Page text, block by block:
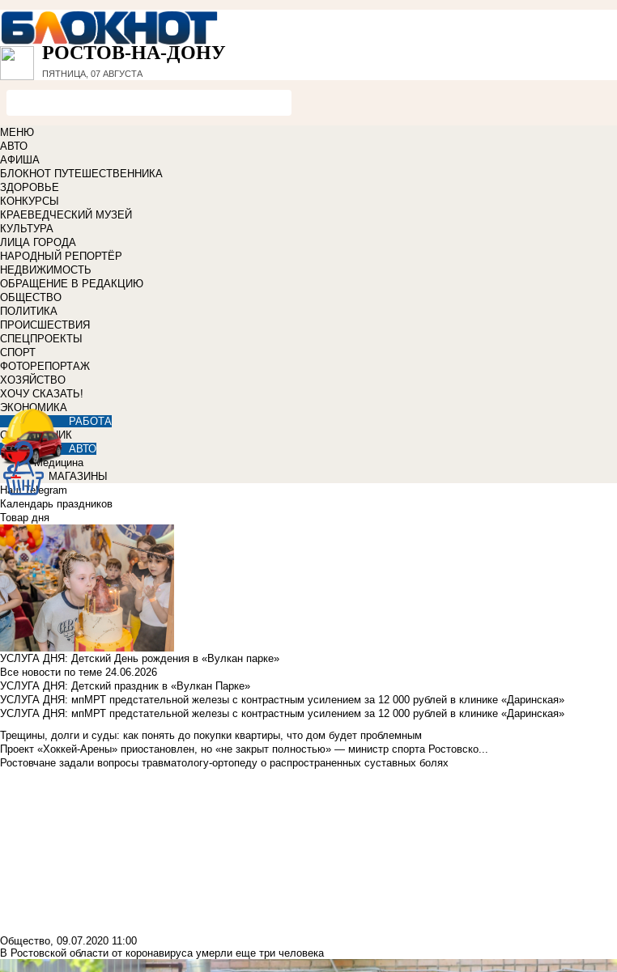
РОСТОВ-НА-ДОНУ
ПЯТНИЦА, 07 АВГУСТА
МЕНЮ
АВТО
АФИША
БЛОКНОТ ПУТЕШЕСТВЕННИКА
ЗДОРОВЬЕ
КОНКУРСЫ
КРАЕВЕДЧЕСКИЙ МУЗЕЙ
КУЛЬТУРА
ЛИЦА ГОРОДА
НАРОДНЫЙ РЕПОРТЁР
НЕДВИЖИМОСТЬ
ОБРАЩЕНИЕ В РЕДАКЦИЮ
ОБЩЕСТВО
ПОЛИТИКА
ПРОИСШЕСТВИЯ
СПЕЦПРОЕКТЫ
СПОРТ
ФОТОРЕПОРТАЖ
ХОЗЯЙСТВО
ХОЧУ СКАЗАТЬ!
ЭКОНОМИКА
РАБОТА
СПРАВОЧНИК
АВТО
Медицина
МАГАЗИНЫ
Наш Telegram
Календарь праздников
Товар дня
УСЛУГА ДНЯ: Детский День рождения в «Вулкан парке»
Все новости по теме 24.06.2026
УСЛУГА ДНЯ: Детский праздник в «Вулкан Парке»
УСЛУГА ДНЯ: мпМРТ предстательной железы с контрастным усилением за 12 000 рублей в клинике «Даринская»
УСЛУГА ДНЯ: мпМРТ предстательной железы с контрастным усилением за 12 000 рублей в клинике «Даринская»
Трещины, долги и суды: как понять до покупки квартиры, что дом будет проблемным
Проект «Хоккей-Арены» приостановлен, но «не закрыт полностью» — министр спорта Ростовско...
Ростовчане задали вопросы травматологу-ортопеду о распространенных суставных болях
Общество, 09.07.2020 11:00
В Ростовской области от коронавируса умерли еще три человека